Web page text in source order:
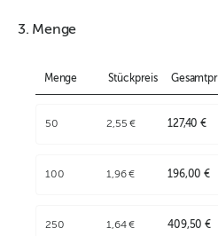
3. Menge
Menge Stückpreis
50 2,55 € 127,40 €
100 1,96 € 196,00 €
250 1,64 € 409,50 €